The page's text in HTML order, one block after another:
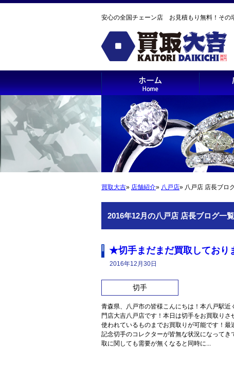
安心の全国チェーン店 お見積もり無料！その
買取大吉» 店舗紹介» 八戸店» 八戸店 店長ブロ
2016年12月の八戸店 店長ブログ一覧
★切手まだまだ買取しており
2016年12月30日
切手
青森県、八戸市の皆様こんにちは！本八戸駅
門店大吉八戸店です！本日は切手をお買取り
使われているものまでお買取りが可能です！最
記念切手のコレクターが皆無な状況になって
取に関しても需要が無くなると同時に...